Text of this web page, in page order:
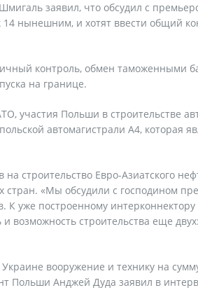
заявил, что обсудил с
нынешним, и хотят ввести общий
контроль, обмен таможенными
на границе.
участия Польши в строительстве
автомагистрали А4, которая
строительство Евро-Азиатского
стран. «Мы обсудили с господином
К уже построенному
строительства еще
вооружение и технику на
Польши Анджей Дуда заявил в